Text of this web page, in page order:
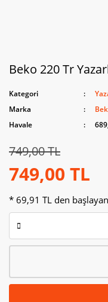
Beko 220 Tr
Kategori
Marka
Havale
749,00 TL
749,00 TL
* 69,91 TL den